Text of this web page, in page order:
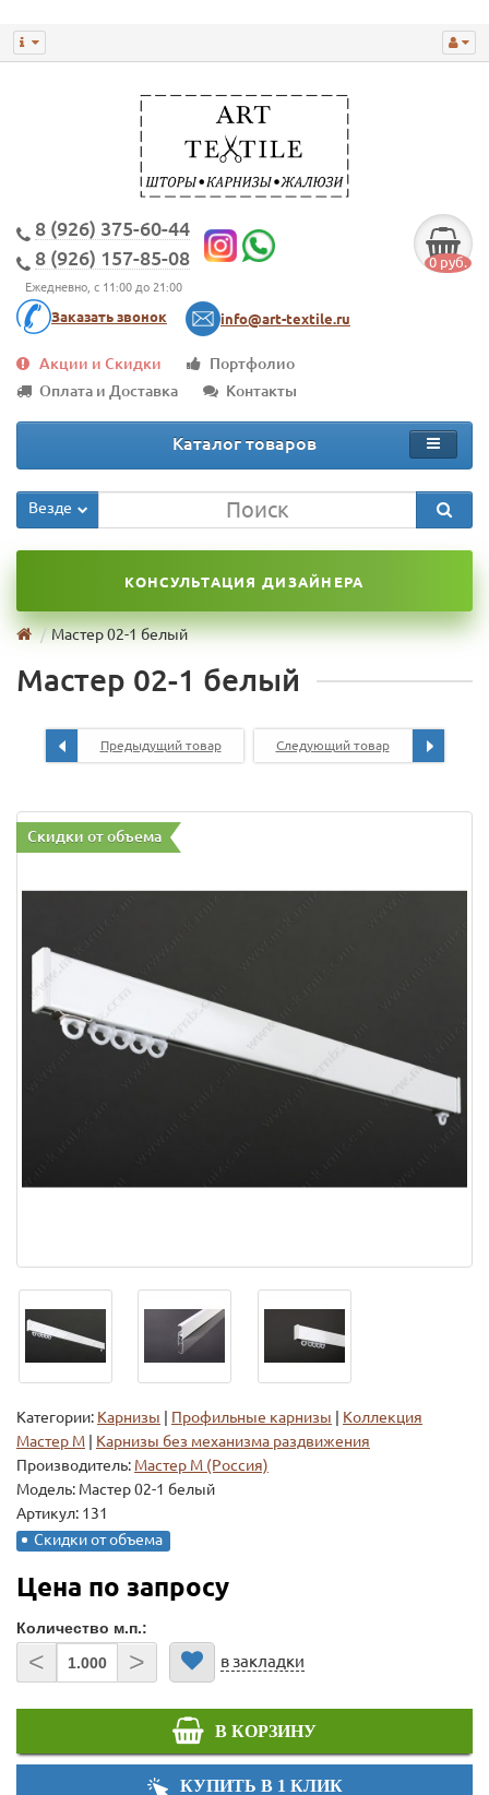
8 (926) 375-60-44
8 (926) 157-85-08
Ежедневно, с 11:00 до 21:00
Заказать звонок info@art-textile.ru
0 руб.
Акции и Скидки
Портфолио
Оплата и Доставка
Контакты
Каталог товаров
Везде
КОНСУЛЬТАЦИЯ ДИЗАЙНЕРА
Мастер 02-1 белый
Мастер 02-1 белый
Предыдущий товар Следующий товар
Скидки от объема
Категории: Карнизы Профильные карнизы
Коллекция
Мастер М
Карнизы без механизма раздвижения
Производитель: Мастер М (Россия)
Модель: Мастер 02-1 белый
Артикул: 131
Скидки от объема
Цена по запросу
Количество м.п.:
< > в закладки
В КОРЗИНУ
КУПИТЬ В 1 КЛИК